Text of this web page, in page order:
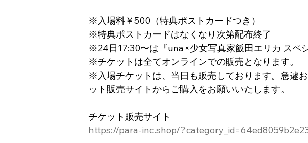
※入場料￥500（特典ポストカードつき）
※特典ポストカードはなくなり次第配布終了
※24日17:30〜は『una×少女写真家飯田エリカ スペ
※チケットは全てオンラインでの販売となります。
※入場チケットは、当日も販売しております。急遽
ット販売サイトからご購入をお願いいたします。
チケット販売サイト
https://para-inc.shop/